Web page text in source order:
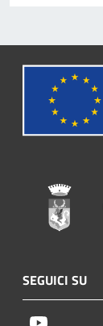
SEGUICI SU